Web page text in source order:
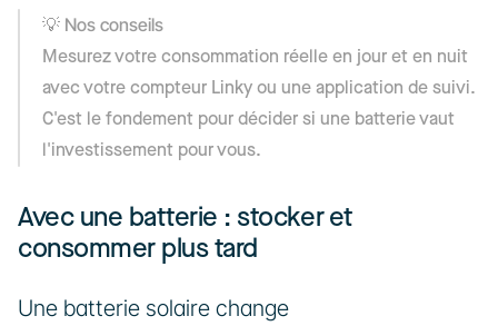
💡 Nos conseils
Mesurez votre consommation réelle en jour et en nuit
avec votre compteur Linky ou une application de suivi.
C'est le fondement pour décider si une batterie vaut
l'investissement pour vous.
Avec une batterie : stocker et
consommer plus tard
Une batterie solaire change